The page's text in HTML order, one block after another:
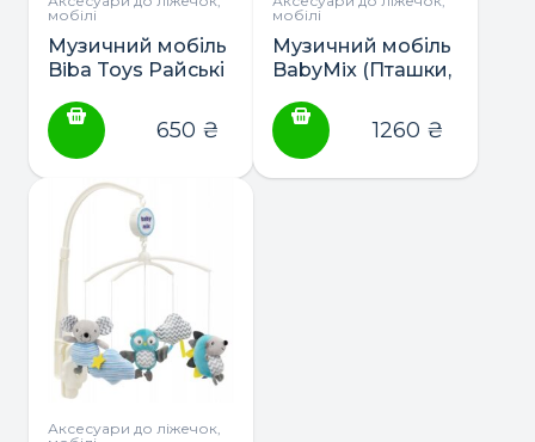
мобілі
Музичний мобіль
Biba Toys Райські
650 ₴
мобілі
Музичний мобіль
BabyMix (Пташки,
Конячки)
1260 ₴
Аксесуари до ліжечок,